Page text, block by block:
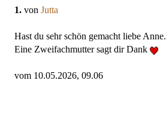
1. von Jutta
Hast du sehr schön gemacht liebe Anne.
Eine Zweifachmutter sagt dir Dank
vom 10.05.2026, 09.06